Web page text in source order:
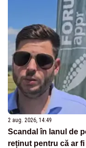
2 aug. 2026, 14:49
Scandal în lanul de
reținut pentru că ar